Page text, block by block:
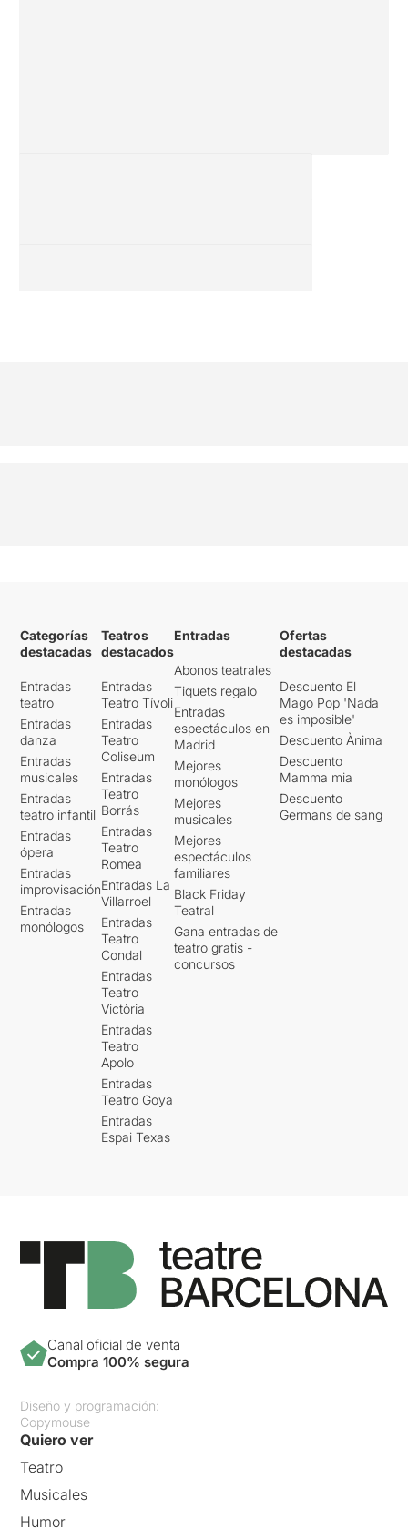
Categorías
destacadas
Entradas
teatro
Entradas
danza
Entradas
musicales
Entradas
teatro infantil
Entradas
ópera
Entradas
improvisación
Entradas
monólogos
Teatros
destacados
Entradas
Teatro Tívoli
Entradas
Teatro
Coliseum
Entradas
Teatro
Borrás
Entradas
Teatro
Romea
Entradas La
Villarroel
Entradas
Teatro
Condal
Entradas
Teatro
Victòria
Entradas
Teatro
Apolo
Entradas
Teatro Goya
Entradas
Espai Texas
Entradas
Abonos teatrales
Tiquets regalo
Entradas
espectáculos en
Madrid
Mejores
monólogos
Mejores
musicales
Mejores
espectáculos
familiares
Black Friday
Teatral
Gana entradas de
teatro gratis -
concursos
Ofertas
destacadas
Descuento El
Mago Pop 'Nada
es imposible'
Descuento Ànima
Descuento
Mamma mia
Descuento
Germans de sang
Canal oficial de venta
Compra 100% segura
Diseño y programación:
Copymouse
Quiero ver
Teatro
Musicales
Humor